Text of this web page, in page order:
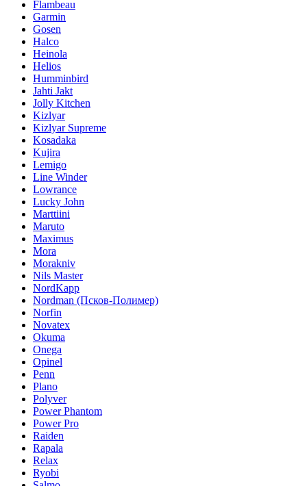
Flambeau
Garmin
Gosen
Halco
Heinola
Helios
Humminbird
Jahti Jakt
Jolly Kitchen
Kizlyar
Kizlyar Supreme
Kosadaka
Kujira
Lemigo
Line Winder
Lowrance
Lucky John
Marttiini
Maruto
Maximus
Mora
Morakniv
Nils Master
NordKapp
Nordman (Псков-Полимер)
Norfin
Novatex
Okuma
Onega
Opinel
Penn
Plano
Polyver
Power Phantom
Power Pro
Raiden
Rapala
Relax
Ryobi